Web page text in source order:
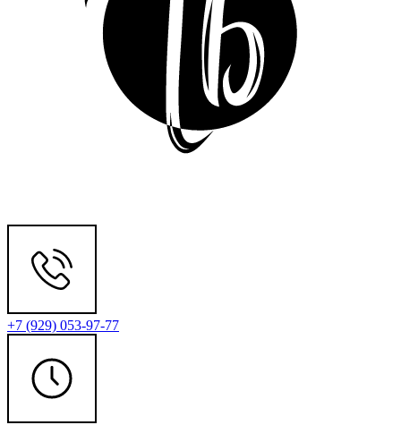
+7 (929) 053-97-77